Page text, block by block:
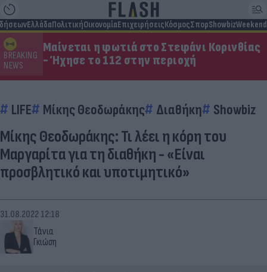
ΕλλάδαΠολιτικήΟικονομίαΕπιχειρήσειςΚόσμοςΣπορShowbizWeekend
BREAKING
NEWS
Μαίνεται η φωτιά στο Στεφάνι Κορινθίας
- Ήχησε το 112 στην περιοχή
LIFE Μίκης Θεοδωράκης Διαθήκη Showbiz
Μίκης Θεοδωράκης: Τι λέει η κόρη του
Μαργαρίτα για τη διαθήκη - «Είναι
προσβλητικό και υποτιμητικό»
Τάνια
Γκιώση
31.08.2022 12:18